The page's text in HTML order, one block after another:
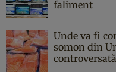
faliment
Unde va fi
somon din